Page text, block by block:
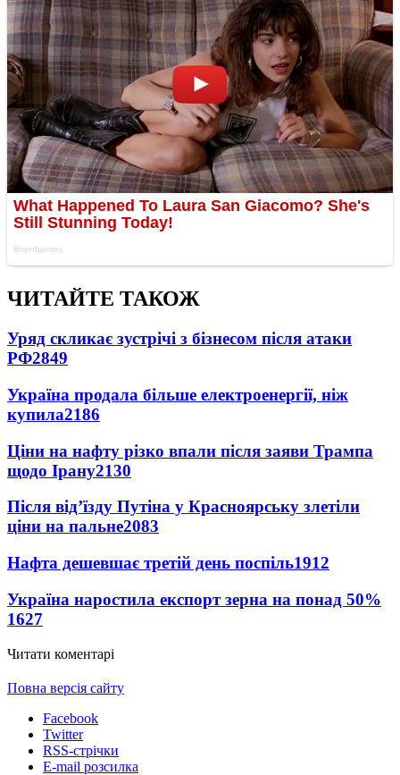
ЧИТАЙТЕ ТАКОЖ
Уряд скликає зустрічі з бізнесом після атаки
РФ2849
Україна продала більше електроенергії, ніж
купила2186
Ціни на нафту різко впали після заяви Трампа
щодо Ірану2130
Після від’їзду Путіна у Красноярську злетіли
ціни на пальне2083
Нафта дешевшає третій день поспіль1912
Україна наростила експорт зерна на понад 50%
1627
Читати коментарі
Повна версія сайту
Facebook
Twitter
RSS-стрічки
E-mail розсилка